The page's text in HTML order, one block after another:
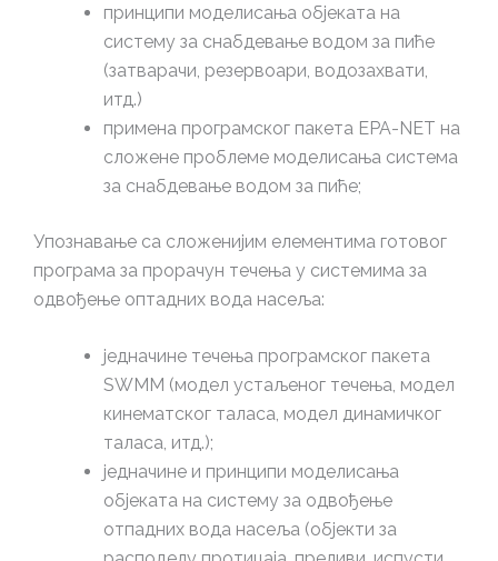
принципи моделисања објеката на
систему за снабдевање водом за пиће
(затварачи, резервоари, водозахвати,
итд.)
примена програмског пакета EPA-NET на
сложене проблеме моделисања система
за снабдевање водом за пиће;
Упознавање са сложенијим елементима готовог
програма за прорачун течења у системима за
одвођење оптадних вода насеља:
једначине течења програмског пакета
SWMM (модел устаљеног течења, модел
кинематског таласа, модел динамичког
таласа, итд.);
једначине и принципи моделисања
објеката на систему за одвођење
отпадних вода насеља (објекти за